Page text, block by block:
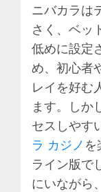
ニバカラは
さく、ベッ
低めに設定
め、初心者
レイを好む
ます。しか
セスしやす
ラ カジノ を
ライン版で
にいながら